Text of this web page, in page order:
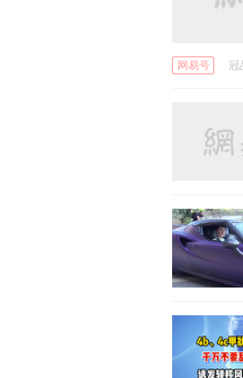
网易号 冠